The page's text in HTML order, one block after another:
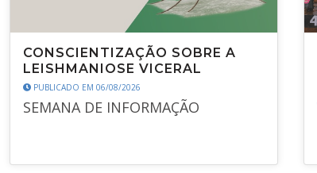
CONSCIENTIZAÇÃO SOBRE A
LEISHMANIOSE VICERAL
PUBLICADO EM 06/08/2026
SEMANA DE INFORMAÇÃO